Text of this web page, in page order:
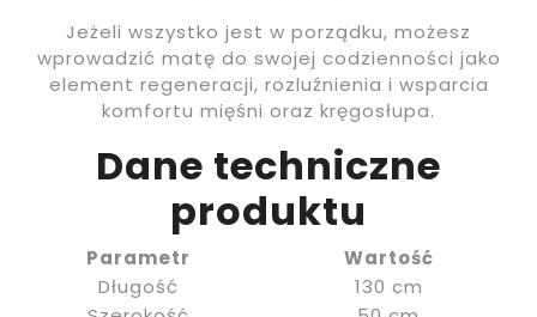
Jeżeli wszystko jest w porządku, możesz
wprowadzić matę do swojej codzienności jako
element regeneracji, rozluźnienia i wsparcia
komfortu mięśni oraz kręgosłupa.
Dane techniczne
produktu
Parametr
Wartość
Długość
130 cm